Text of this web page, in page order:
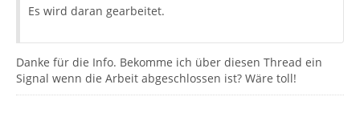
Es wird daran gearbeitet.
Danke für die Info. Bekomme ich über diesen Thread ein
Signal wenn die Arbeit abgeschlossen ist? Wäre toll!